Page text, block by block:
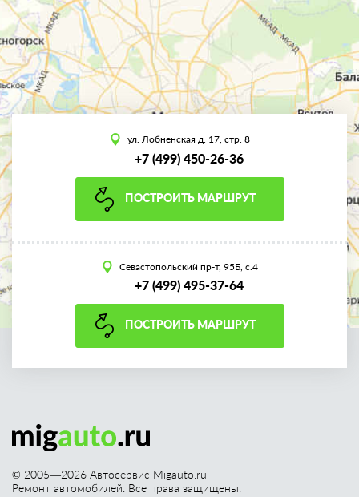
ул. Лобненская д. 17, стр. 8
+7 (499) 450-26-36
ПОСТРОИТЬ МАРШРУТ
Севастопольский пр-т, 95Б, с.4
+7 (499) 495-37-64
ПОСТРОИТЬ МАРШРУТ
© 2005—2026 Автосервис Migauto.ru
Ремонт автомобилей. Все права защищены.